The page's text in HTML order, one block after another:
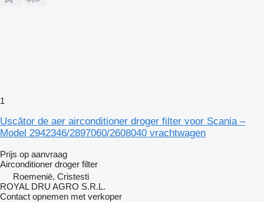
1
Uscător de aer airconditioner droger filter voor Scania –
Model 2942346/2897060/2608040 vrachtwagen
Prijs op aanvraag
Airconditioner droger filter
Roemenië, Cristesti
ROYAL DRU AGRO S.R.L.
Contact opnemen met verkoper